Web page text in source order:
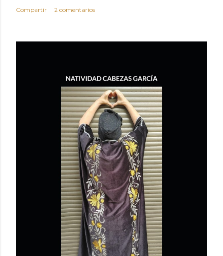
Compartir 2 comentarios